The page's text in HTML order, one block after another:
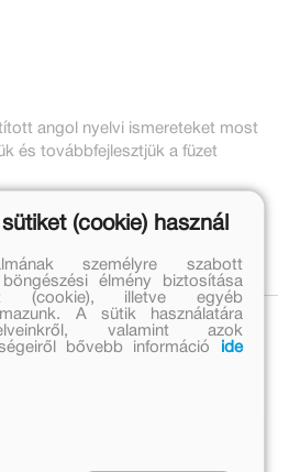
angol nyelvi ismereteket most
és továbbfejlesztjük a füzet
a gyerekek mindennapi
(cookie) használ
személyre szabott
élmény biztosítása
(cookie), illetve egyéb
A sütik használatára
valamint azok
bővebb információ
ide